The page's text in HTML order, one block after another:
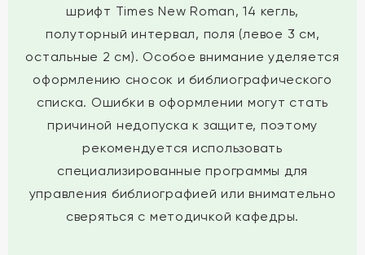
шрифт Times New Roman, 14 кегль,
полуторный интервал, поля (левое 3 см,
остальные 2 см). Особое внимание уделяется
оформлению сносок и библиографического
списка. Ошибки в оформлении могут стать
причиной недопуска к защите, поэтому
рекомендуется использовать
специализированные программы для
управления библиографией или внимательно
сверяться с методичкой кафедры.